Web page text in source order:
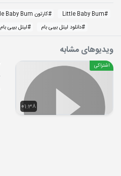
#
Little Baby Bum
#کارتون Little Baby Bum
#دانلود لیتل بیبی بام #لیتل بیبی بام
ویدیوهای مشابه
01:38
اشتراکی